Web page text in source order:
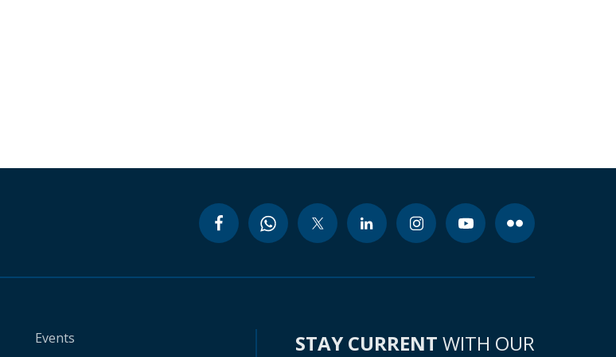
Events STAY CURRENT WITH OUR